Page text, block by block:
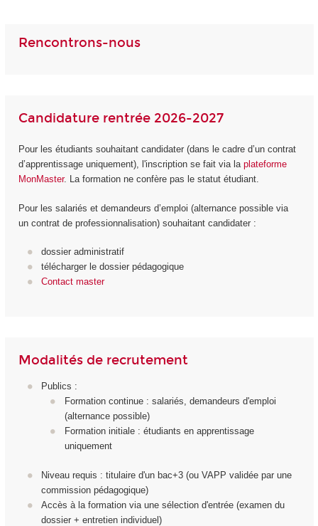
Rencontrons-nous
Candidature rentrée 2026-2027
Pour les étudiants souhaitant candidater (dans le cadre d’un contrat
d’apprentissage uniquement), l'inscription se fait via la plateforme
MonMaster. La formation ne confère pas le statut étudiant.
Pour les salariés et demandeurs d’emploi (alternance possible via
un contrat de professionnalisation) souhaitant candidater :
dossier administratif
télécharger le dossier pédagogique
Contact master
Modalités de recrutement
Publics :
Formation continue : salariés, demandeurs d'emploi
(alternance possible)
Formation initiale : étudiants en apprentissage
uniquement
Niveau requis : titulaire d'un bac+3 (ou VAPP validée par une
commission pédagogique)
Accès à la formation via une sélection d'entrée (examen du
dossier + entretien individuel)